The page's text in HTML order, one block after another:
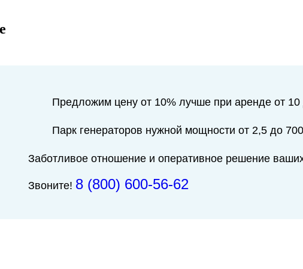
Предложим цену от 10% лучше при аренде от 10
Парк генераторов нужной мощности от 2,5 до
Заботливое отношение и оперативное решение
Звоните! 8 (800) 600-56-62